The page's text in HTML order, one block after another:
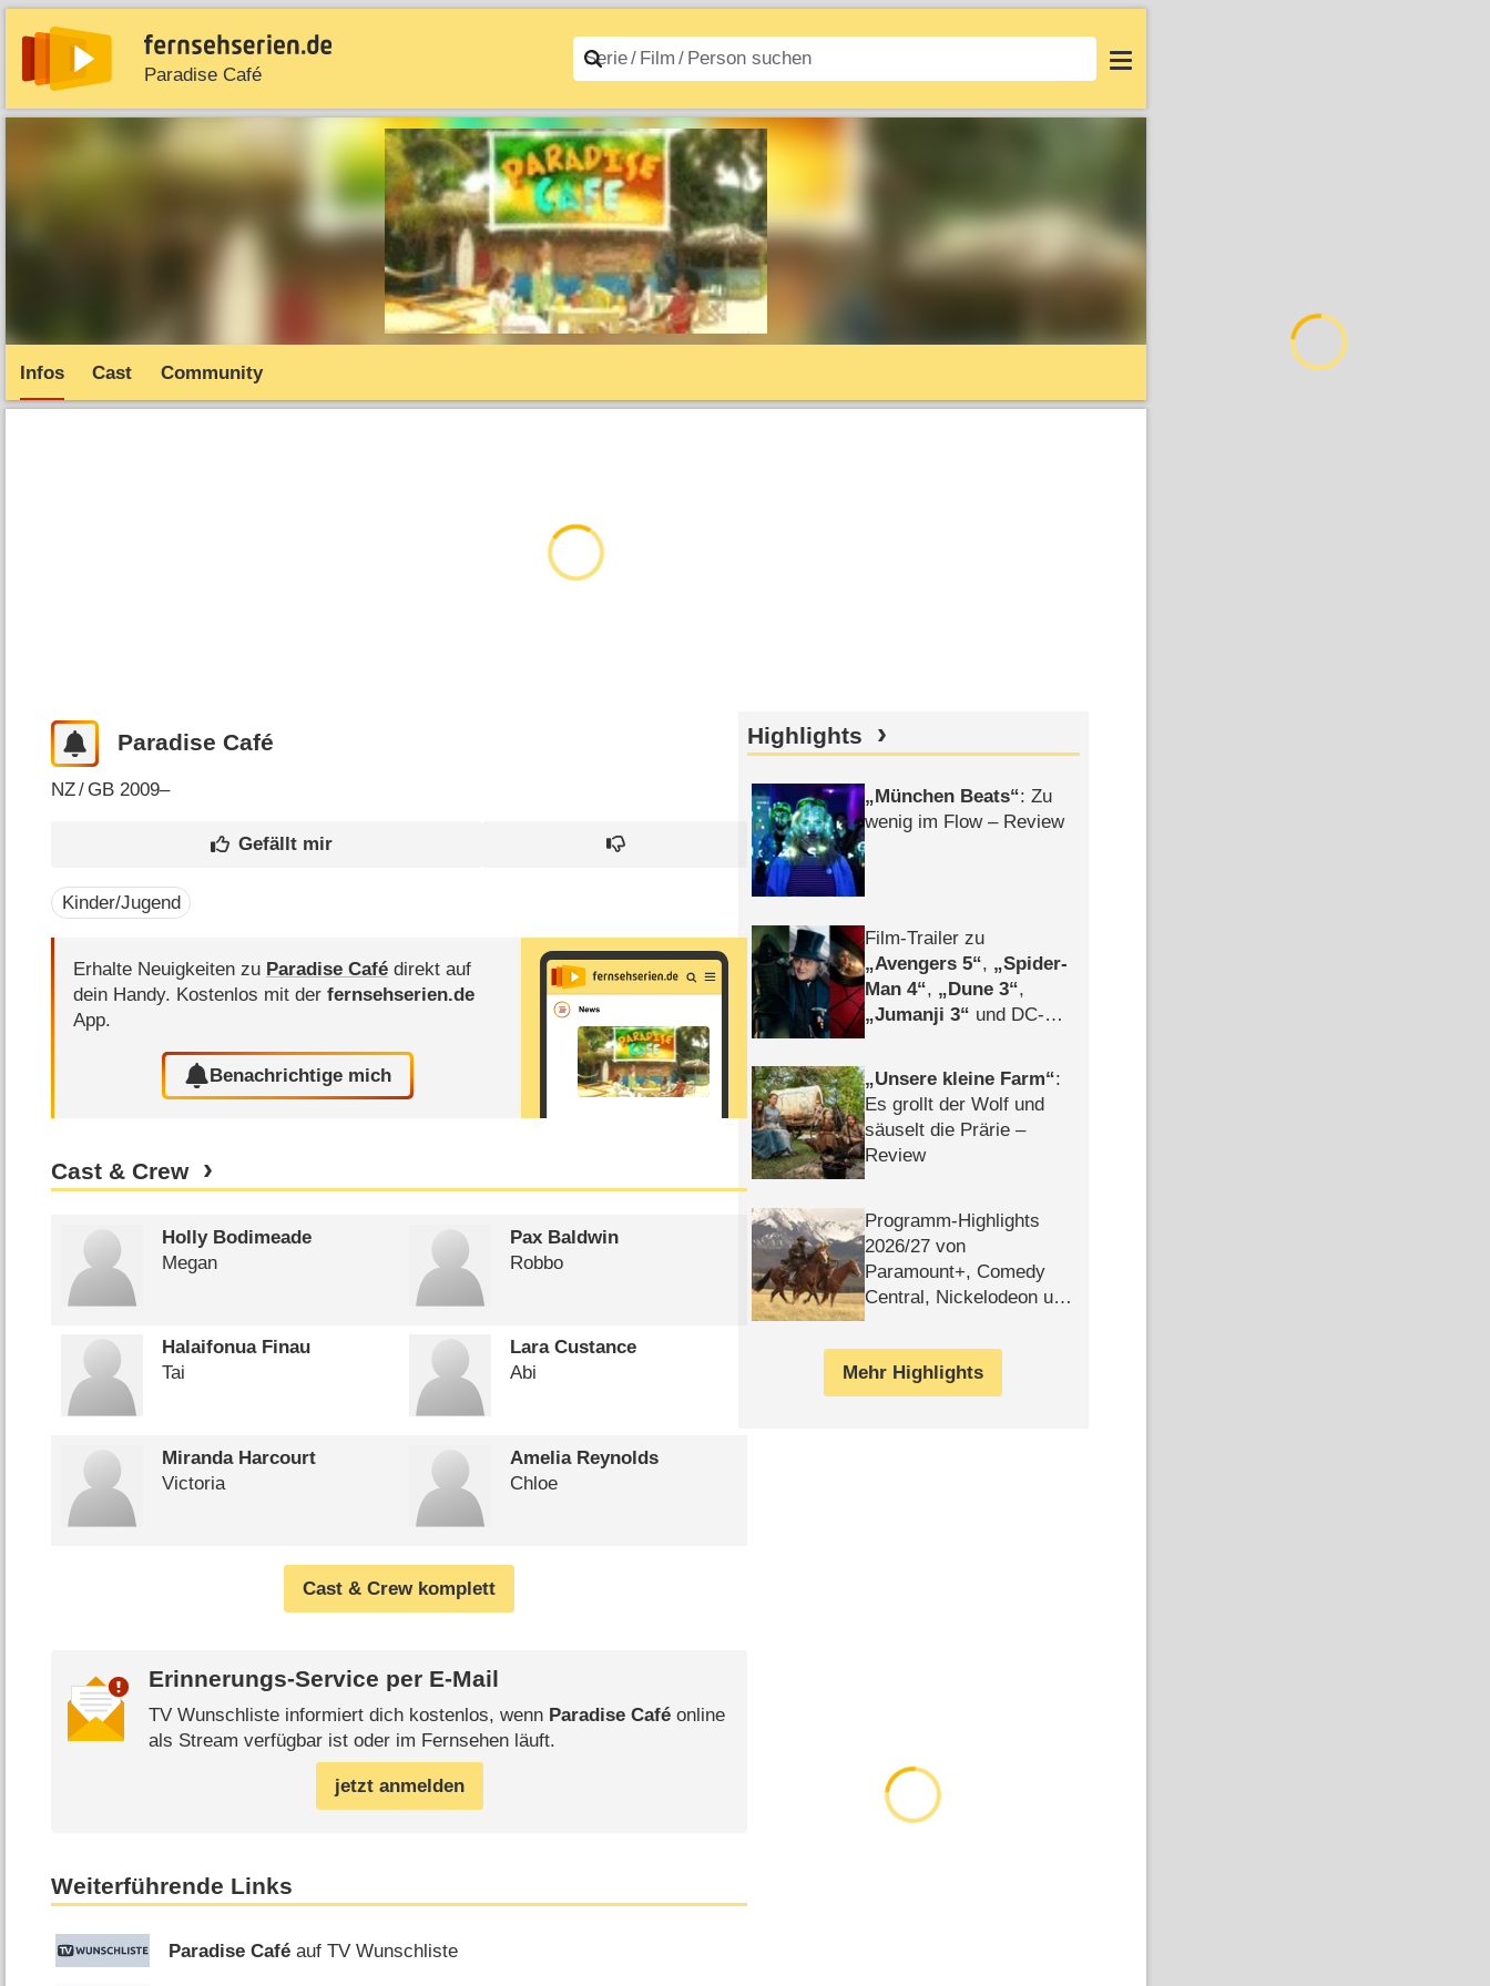
Paradise Café
News Entdecken Streaming Filme A–Z Login
Infos Cast Community
Paradise Café
NZ/ GB 2009–
Kinder/Jugend
Erhalte Neuigkeiten zu Paradise Café direkt auf
dein Handy. Kostenlos mit derfernsehserien.de
App.
Benachrichtige mich
Cast & Crew
Holly Bodimeade
Megan
Pax Baldwin
Robbo
Halaifonua Finau
Tai
Lara Custance
Abi
Miranda Harcourt
Victoria
Amelia Reynolds
Chloe
Cast & Crew komplett
Erinnerungs-Service per E-Mail
TV Wunschliste informiert dich kostenlos, wenn Paradise Caféonline
als Stream verfügbar ist oder im Fernsehen läuft.
jetzt anmelden
Weiterführende Links
Paradise Café auf TV Wunschliste
Highlights
München Beats : Zu
wenig im Flow – Review
Film-Trailer zu
Avengers 5 ,
Spider-
Man 4 , Dune 3 ,
Jumanji 3
und DC-
Unsere kleine Farm :
Es grollt der Wolf und
säuselt die Prärie –
Review
Programm-Highlights
2026/​27 von
Paramount+, Comedy
Central, Nickelodeon und
Mehr Highlights